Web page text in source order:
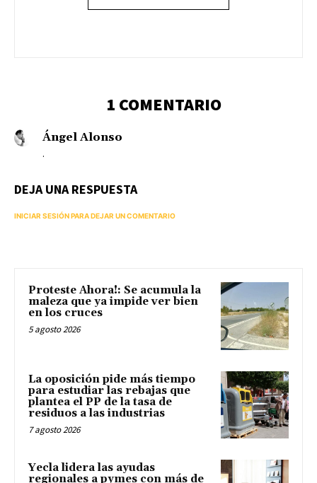
1 COMENTARIO
Ángel Alonso
.
DEJA UNA RESPUESTA
INICIAR SESIÓN PARA DEJAR UN COMENTARIO
Proteste Ahora!: Se acumula la
maleza que ya impide ver bien
en los cruces
5 agosto 2026
La oposición pide más tiempo
para estudiar las rebajas que
plantea el PP de la tasa de
residuos a las industrias
7 agosto 2026
Yecla lidera las ayudas
regionales a pymes con más de